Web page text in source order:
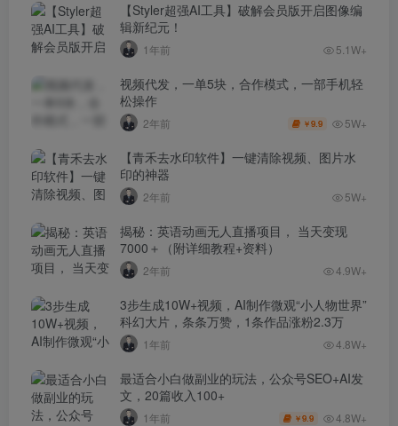
【Styler超强AI工具】破解会员版开启图像编
辑新纪元！
1年前 5.1W+
视频代发，一单5块，合作模式，一部手机轻
松操作
2年前 ￥9.9 5W+
【青禾去水印软件】一键清除视频、图片水
印的神器
2年前 5W+
揭秘：英语动画无人直播项目， 当天变现
7000＋（附详细教程+资料）
2年前 4.9W+
3步生成10W+视频，AI制作微观“小人物世界”
科幻大片，条条万赞，1条作品涨粉2.3万
1年前 4.8W+
最适合小白做副业的玩法，公众号SEO+AI发
文，20篇收入100+
1年前 ￥9.9 4.8W+